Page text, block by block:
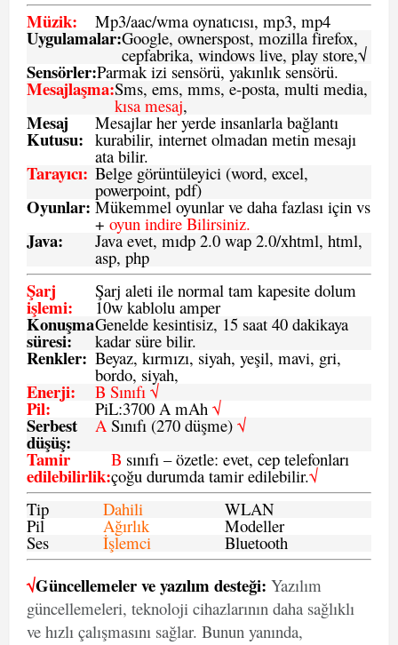
Müzik: Mp3/aac/wma oynatıcısı, mp3, mp4
Uygulamalar:Google, ownerspost, mozilla firefox,
cepfabrika, windows live, play store,√
Sensörler:Parmak izi sensörü, yakınlık sensörü.
Mesajlaşma:Sms, ems, mms, e-posta, multi media,
kısa mesaj,
Mesaj
Kutusu:
Mesajlar her yerde insanlarla bağlantı
kurabilir, internet olmadan metin mesajı
ata bilir.
Tarayıcı: Belge görüntüleyici (word, excel,
powerpoint, pdf)
Oyunlar: Mükemmel oyunlar ve daha fazlası için vs
+ oyun indire Bilirsiniz.
Java: Java evet, mıdp 2.0 wap 2.0/xhtml, html,
asp, php
Şarj
işlemi:
Şarj aleti ile normal tam kapesite dolum
10w kablolu amper
Konuşma
süresi:
Genelde kesintisiz, 15 saat 40 dakikaya
kadar süre bilir.
Renkler: Beyaz, kırmızı, siyah, yeşil, mavi, gri,
bordo, siyah,
Enerji: B Sınıfı √
Pil: PiL:3700 A mAh √
Serbest
düşüş:
ASınıfı (270 düşme) √
Tamir
edilebilirlik:
B sınıfı – özetle: evet, cep telefonları
çoğu durumda tamir edilebilir.√
Tip
Dahili WLAN
Pil Ağırlık Modeller
Ses İşlemci Bluetooth
√Güncellemeler ve yazılım desteği: Yazılım
güncellemeleri, teknoloji cihazlarının daha sağlıklı
ve hızlı çalışmasını sağlar. Bunun yanında,